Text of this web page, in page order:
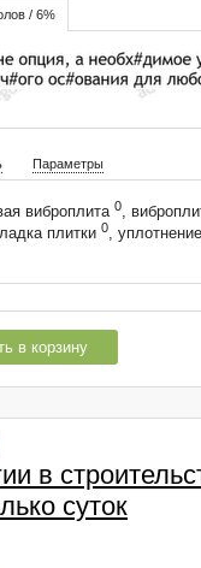
/ 6%
Параметры
виброплита 0,
плитки 0,
в корзину
в
суток